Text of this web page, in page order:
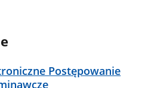
Postępowanie